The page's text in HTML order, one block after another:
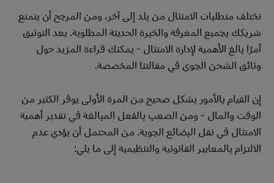
تختلف متطلبات الامتثال من بلد إلى آخر، ومن المرجح أن يتمتع
شريكك بجميع المعرفة والخبرة الحديثة المطلوبة. يعد التوثيق
أمرًا بالغ الأهمية لإدارة الامتثال - يمكنك قراءة المزيد حول
وثائق الشحن الجوي في مقالتنا المخصصة.
إن القيام بالأمور بشكل صحيح من المرة الأولى يوفر الكثير من
الوقت والمال - ومن الصعب بالفعل المبالغة في تقدير أهمية
الامتثال في نقل البضائع الجوية. من المحتمل أن يؤدي عدم
الالتزام بالمعايير القانونية والتنظيمية إلى ما يلي: